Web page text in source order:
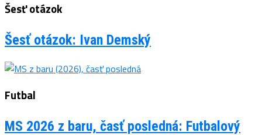
Šesť otázok
Šesť otázok: Ivan Demský
Futbal
MS 2026 z baru, časť posledná: Futbalový